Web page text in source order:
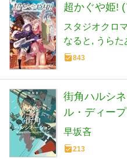
超かぐや姫!
スタジオクロ
なると
うらた
843
街角ハルシ
ル・ディー
72-5)
早坂吝
213